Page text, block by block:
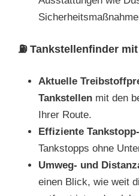
⛽ Tankstellenfinder
Aktuelle
Tankstellen mit den
Ihrer Route.
Effiziente
Tankstopps ohne
Umweg- und
einen Blick, wie weit